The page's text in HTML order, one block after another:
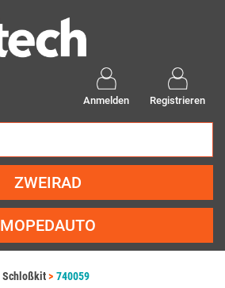
Anmelden Registrieren
ZWEIRAD
MOPEDAUTO
Schloßkit 740059